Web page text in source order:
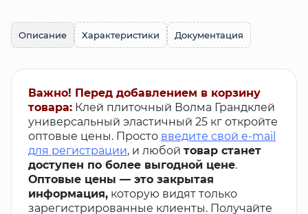
Описание Характеристики Документация
Важно! Перед добавлением в корзину
товара: Клей плиточный Волма Грандклей
универсальный эластичный 25 кг откройте
оптовые цены. Просто введите свой e-mail
для регистрации, и любой товар станет
доступен по более выгодной цене.
Оптовые цены — это закрытая
информация, которую видят только
зарегистрированные клиенты. Получайте